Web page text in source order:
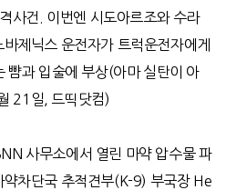
사건. 이번엔 시도아르조와 수라
제닉스 운전자가 트럭운전자에게
뺨과 입술에 부상(아마 실탄이 아
21일, 드띡닷컴)
사무소에서 열린 마약 압수물 파
약차단국 추적견부(K-9) 부국장He